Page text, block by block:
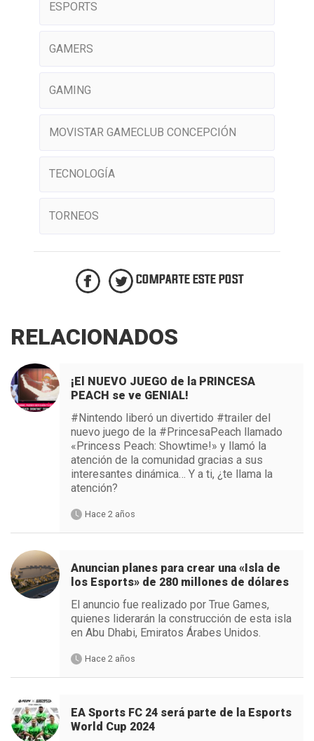
ESPORTS
GAMERS
GAMING
MOVISTAR GAMECLUB CONCEPCIÓN
TECNOLOGÍA
TORNEOS
COMPARTE ESTE POST
RELACIONADOS
¡El NUEVO JUEGO de la PRINCESA
PEACH se ve GENIAL!
#Nintendo liberó un divertido #trailer del
nuevo juego de la #PrincesaPeach llamado
«Princess Peach: Showtime!» y llamó la
atención de la comunidad gracias a sus
interesantes dinámica… Y a ti, ¿te llama la
atención?
Hace 2 años
Anuncian planes para crear una «Isla de
los Esports» de 280 millones de dólares
El anuncio fue realizado por True Games,
quienes liderarán la construcción de esta isla
en Abu Dhabi, Emiratos Árabes Unidos.
Hace 2 años
EA Sports FC 24 será parte de la Esports
World Cup 2024